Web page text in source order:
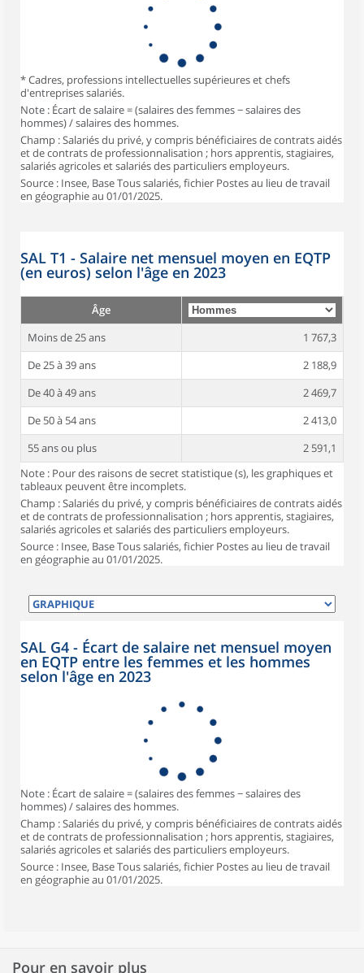
* Cadres, professions intellectuelles supérieures et chefs
d'entreprises salariés.
Note : Écart de salaire = (salaires des femmes − salaires des
hommes) / salaires des hommes.
Champ : Salariés du privé, y compris bénéficiaires de contrats aidés
et de contrats de professionnalisation ; hors apprentis, stagiaires,
salariés agricoles et salariés des particuliers employeurs.
Source : Insee, Base Tous salariés, fichier Postes au lieu de travail
en géographie au 01/01/2025.
SAL T1 - Salaire net mensuel moyen en EQTP
(en euros) selon l'âge en 2023
Âge
Moins de 25 ans
1 767,3
De 25 à 39 ans
2 188,9
De 40 à 49 ans
2 469,7
De 50 à 54 ans
2 413,0
55 ans ou plus
2 591,1
Note : Pour des raisons de secret statistique (s), les graphiques et
tableaux peuvent être incomplets.
Champ : Salariés du privé, y compris bénéficiaires de contrats aidés
et de contrats de professionnalisation ; hors apprentis, stagiaires,
salariés agricoles et salariés des particuliers employeurs.
Source : Insee, Base Tous salariés, fichier Postes au lieu de travail
en géographie au 01/01/2025.
SAL G4 - Écart de salaire net mensuel moyen
en EQTP entre les femmes et les hommes
selon l'âge en 2023
Note : Écart de salaire = (salaires des femmes − salaires des
hommes) / salaires des hommes.
Champ : Salariés du privé, y compris bénéficiaires de contrats aidés
et de contrats de professionnalisation ; hors apprentis, stagiaires,
salariés agricoles et salariés des particuliers employeurs.
Source : Insee, Base Tous salariés, fichier Postes au lieu de travail
en géographie au 01/01/2025.
Pour en savoir plus